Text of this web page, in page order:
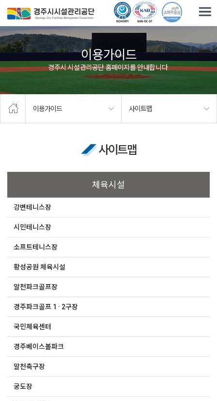
이용가이드
경주시 시설관리공단 홈페이지를 안내합니다.
이용가이드 사이트맵
사이트맵
체육시설
강변테니스장
시민테니스장
소프트테니스장
황성공원 체육시설
알천파크골프장
경주파크골프 1 · 2구장
국민체육센터
경주베이스볼파크
알천축구장
궁도장